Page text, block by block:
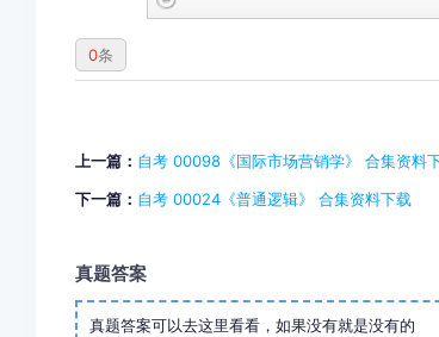
0条
上一篇： 自考 00098《国际市场营销学》 合集资料
下一篇： 自考 00024《普通逻辑》 合集资料下载
真题答案
真题答案可以去这里看看，如果没有就是没有的